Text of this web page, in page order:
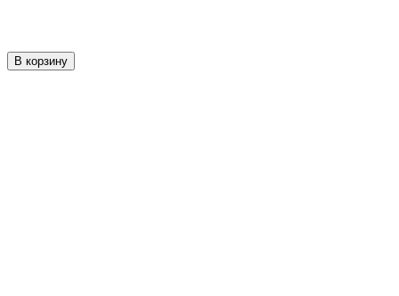
В корзину